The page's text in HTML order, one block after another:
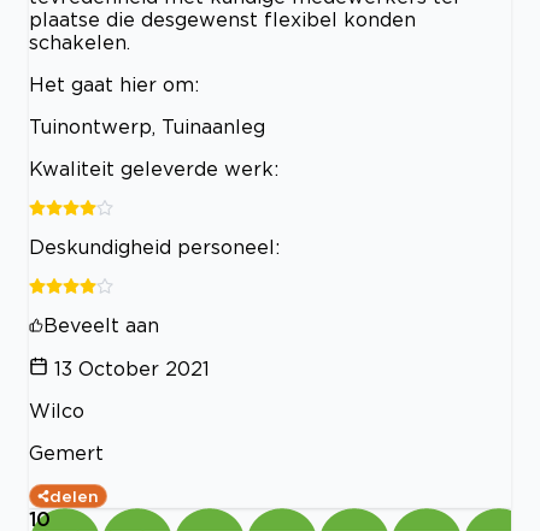
plaatse die desgewenst flexibel konden
schakelen.
Het gaat hier om:
Tuinontwerp, Tuinaanleg
Kwaliteit geleverde werk:
Deskundigheid personeel:
Beveelt aan
13 October 2021
Wilco
Gemert
delen
10